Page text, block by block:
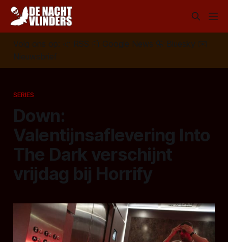
Volg ons op: 📣 RSS 📰 Google News 🦋 Bluesky
✉️
Nieuwsbrief
SERIES
Down:
Valentijnsaflevering Into
The Dark verschijnt
vrijdag bij Horrify